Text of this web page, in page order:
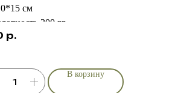
см
300 гр
дизайнерская бумага
“
р.
В корзину